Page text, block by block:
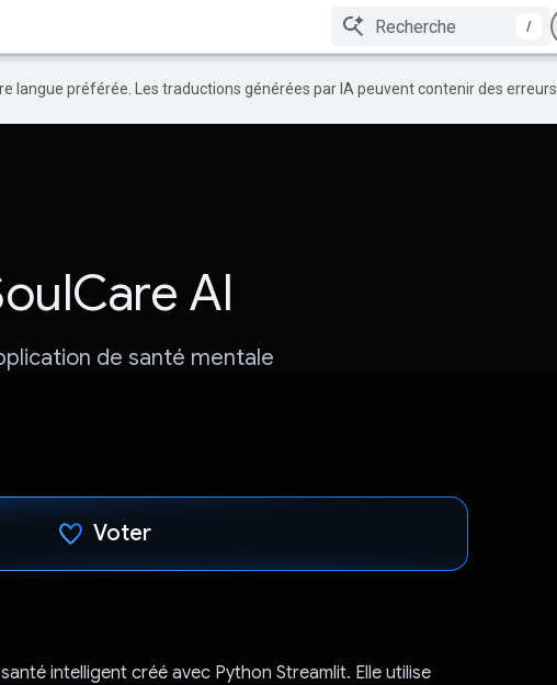
/
langue préférée. Les traductions générées par IA peuvent contenir des erreurs.
AI
de santé mentale
Voter
intelligent créé avec Python Streamlit. Elle utilise